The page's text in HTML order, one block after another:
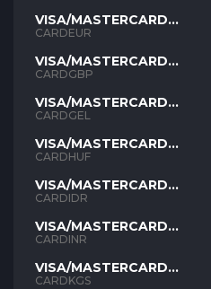
VISA/MASTERCARD
EUR
CARDEUR
VISA/MASTERCARD
GBP
CARDGBP
VISA/MASTERCARD
GEL
CARDGEL
VISA/MASTERCARD
HUF
CARDHUF
VISA/MASTERCARD
IDR
CARDIDR
VISA/MASTERCARD
INR
CARDINR
VISA/MASTERCARD
KGS
CARDKGS